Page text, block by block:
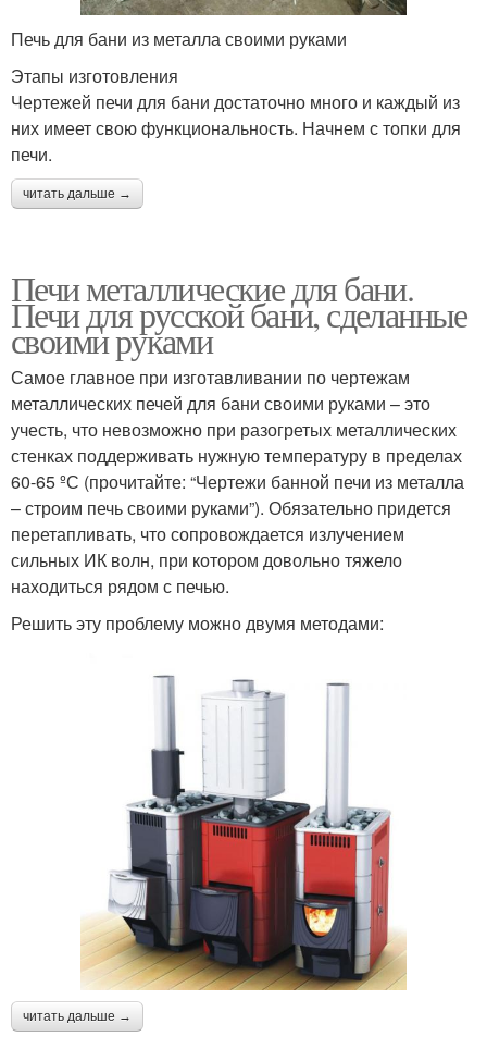
Печь для бани из металла своими руками
Этапы изготовления
Чертежей печи для бани достаточно много и каждый из
них имеет свою функциональность. Начнем с топки для
печи.
читать дальше →
Печи металлические для бани.
Печи для русской бани, сделанные
своими руками
Самое главное при изготавливании по чертежам
металлических печей для бани своими руками – это
учесть, что невозможно при разогретых металлических
стенках поддерживать нужную температуру в пределах
60-65 ºС (прочитайте: “Чертежи банной печи из металла
– строим печь своими руками”). Обязательно придется
перетапливать, что сопровождается излучением
сильных ИК волн, при котором довольно тяжело
находиться рядом с печью.
Решить эту проблему можно двумя методами:
читать дальше →